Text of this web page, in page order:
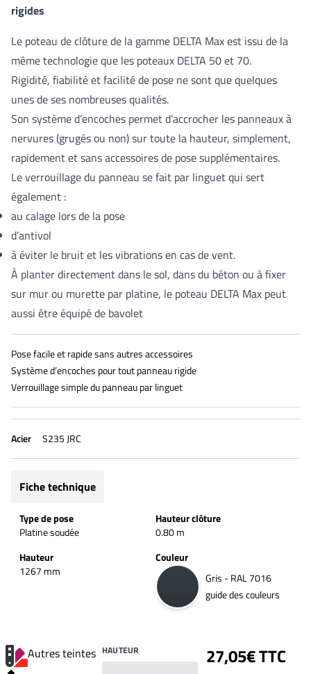
rigides
Le poteau de clôture de la gamme DELTA Max est issu de la
même technologie que les poteaux DELTA 50 et 70.
Rigidité, fiabilité et facilité de pose ne sont que quelques
unes de ses nombreuses qualités.
Son système d’encoches permet d’accrocher les panneaux à
nervures (grugés ou non) sur toute la hauteur, simplement,
rapidement et sans accessoires de pose supplémentaires.
Le verrouillage du panneau se fait par linguet qui sert
également :
au calage lors de la pose
d’antivol
à éviter le bruit et les vibrations en cas de vent.
À planter directement dans le sol, dans du béton ou à fixer
sur mur ou murette par platine, le poteau DELTA Max peut
aussi être équipé de bavolet
Pose facile et rapide sans autres accessoires
Système d’encoches pour tout panneau rigide
Verrouillage simple du panneau par linguet
Acier S235 JRC
Fiche technique
Type de pose
Platine soudée
Hauteur clôture
0.80 m
Hauteur
1267 mm
Couleur
Gris - RAL 7016
guide des couleurs
Autres teintes HAUTEUR 27,05€ TTC